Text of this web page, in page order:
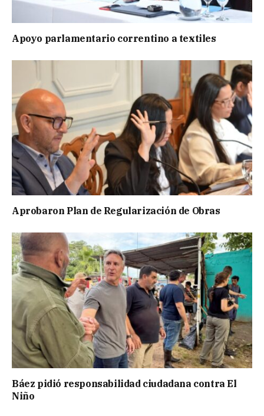
Apoyo parlamentario correntino a textiles
Aprobaron Plan de Regularización de Obras
Báez pidió responsabilidad ciudadana contra El
Niño